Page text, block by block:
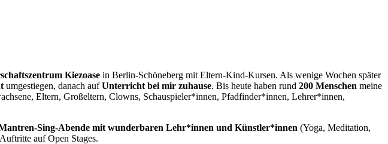
Kiezoase in Berlin-Schöneberg mit Eltern-Kind-Kursen. Als wenige Wochen später
umgestiegen, danach aufUnterricht bei mir zuhause. Bis heute haben rund 200 Menschen meine
Eltern, Großeltern, Clowns, Schauspieler*innen, Pfadfinder*innen, Lehrer*innen,
Sing-Abende mit wunderbaren Lehr*innen und Künstler*innen (Yoga, Meditation,
auf Open Stages.